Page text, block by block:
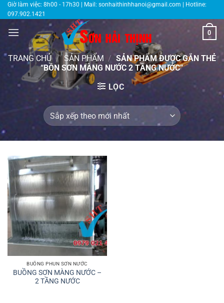
Bỏ
qua
nội
Giờ làm việc: 8h00 - 17h30 | Mail: sonhaithinhhanoi@gmail.com | Hotline:
097.902.1421
0
TRANG CHỦ / SẢN PHẨM / SẢN PHẨM ĐƯỢC GẮN THẺ
“BỒN SƠN MÀNG NƯỚC 2 TẦNG NƯỚC”
LỌC
BUỒNG PHUN SƠN NƯỚC
BUỒNG SƠN MÀNG NƯỚC –
2 TẦNG NƯỚC